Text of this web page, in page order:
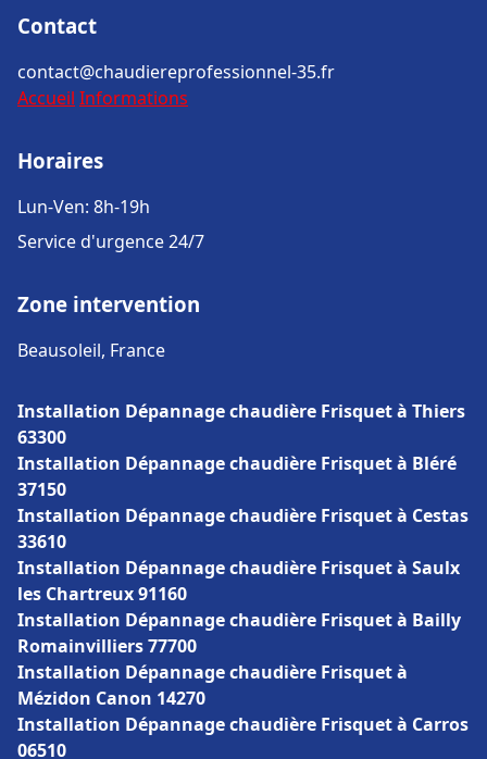
Contact
contact@chaudiereprofessionnel-35.fr
Accueil Informations
Horaires
Lun-Ven: 8h-19h
Service d'urgence 24/7
Zone intervention
Beausoleil, France
Installation Dépannage chaudière Frisquet à Thiers
63300
Installation Dépannage chaudière Frisquet à Bléré
37150
Installation Dépannage chaudière Frisquet à Cestas
33610
Installation Dépannage chaudière Frisquet à Saulx
les Chartreux 91160
Installation Dépannage chaudière Frisquet à Bailly
Romainvilliers 77700
Installation Dépannage chaudière Frisquet à
Mézidon Canon 14270
Installation Dépannage chaudière Frisquet à Carros
06510